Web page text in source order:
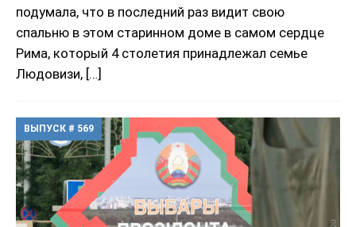
подумала, что в последний раз видит свою
спальню в этом старинном доме в самом сердце
Рима, который 4 столетия принадлежал семье
Людовизи, […]
ВЫПУСК # 569